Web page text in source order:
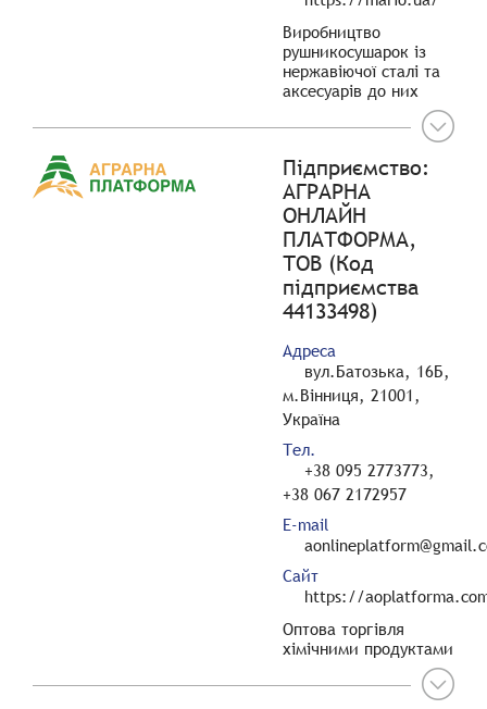
Виробництво
рушникосушарок із
нержавіючої сталі та
аксесуарів до них
Підприємство:
АГРАРНА
ОНЛАЙН
ПЛАТФОРМА,
ТОВ (Код
підприємства
44133498)
Адреса
вул.Батозька, 16Б,
м.Вінниця, 21001,
Україна
Тел.
+38 095 2773773,
+38 067 2172957
E-mail
Сайт
https://
Оптова торгівля
хімічними продуктами